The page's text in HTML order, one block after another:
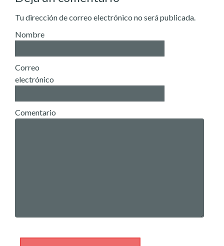
Tu dirección de correo electrónico no será publicada.
Nombre
Correo
electrónico
Comentario